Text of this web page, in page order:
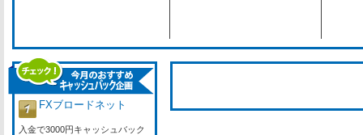
FXブロードネット
入金で3000円キャッシュバック